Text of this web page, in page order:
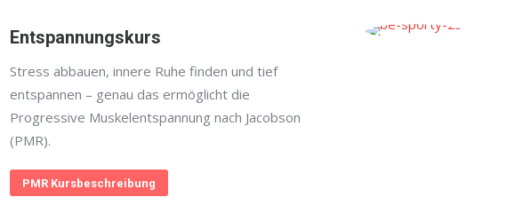
Entspannungskurs
Stress abbauen, innere Ruhe finden und tief
entspannen – genau das ermöglicht die
Progressive Muskelentspannung nach Jacobson
(PMR).
PMR Kursbeschreibung